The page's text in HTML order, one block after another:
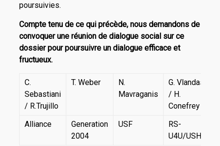
poursuivies.
Compte tenu de ce qui précède, nous demandons de
convoquer une réunion de dialogue social sur ce
dossier pour poursuivre un dialogue efficace et
fructueux.
C.
Sebastiani
/ R.Trujillo
T. Weber
N.
Mavraganis
G. Vlandas
/ H.
Conefrey
Alliance
Generation
2004
USF
RS-
U4U/USHU